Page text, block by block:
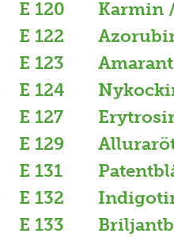
E 120 Karmin
E 122
E 123 Amarant
E 124
E 127
E 129
E 131
E 132
E 133